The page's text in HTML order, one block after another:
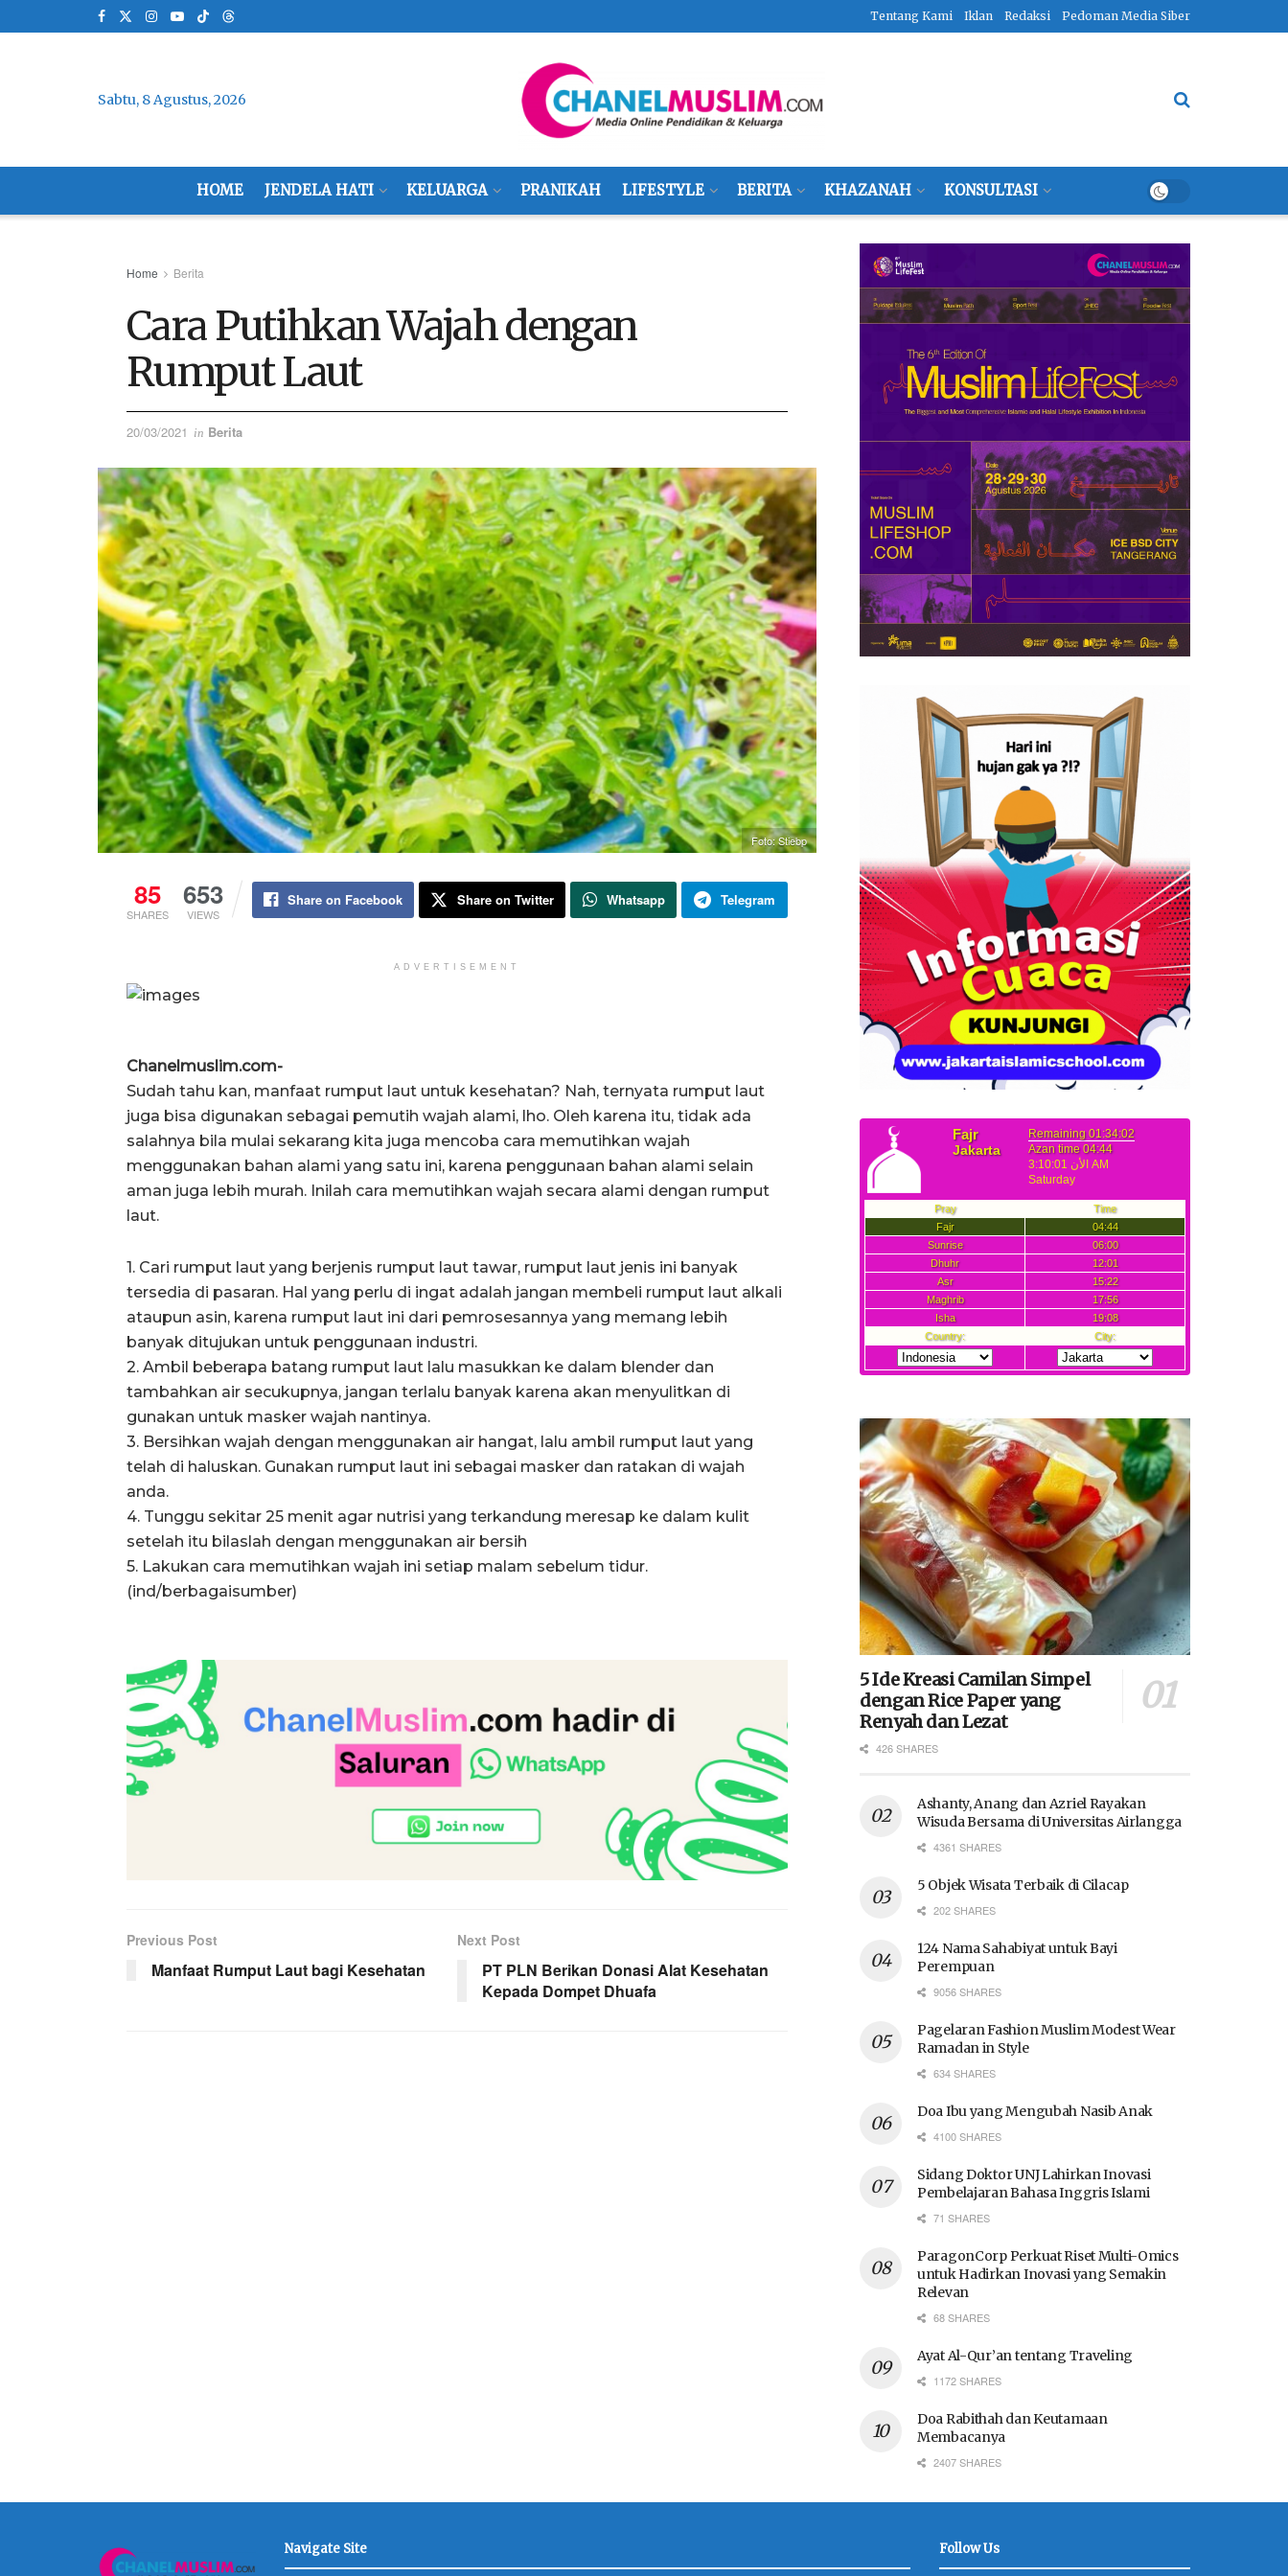
Tentang Kami Iklan Redaksi Pedoman Media Siber
Sabtu, 8 Agustus, 2026
HOME JENDELA HATI KELUARGA PRANIKAH LIFESTYLE BERITA KHAZANAH KONSULTASI
Home Berita
Cara Putihkan Wajah dengan
Rumput Laut
20/03/2021 in Berita
Foto: Stiebp
85
SHARES
653
VIEWS
Share on Facebook Share on Twitter Whatsapp Telegram
ADVERTISEMENT
Chanelmuslim.com-
Sudah tahu kan, manfaat rumput laut untuk kesehatan? Nah, ternyata rumput laut
juga bisa digunakan sebagai pemutih wajah alami, lho. Oleh karena itu, tidak ada
salahnya bila mulai sekarang kita juga mencoba cara memutihkan wajah
menggunakan bahan alami yang satu ini, karena penggunaan bahan alami selain
aman juga lebih murah. Inilah cara memutihkan wajah secara alami dengan rumput
laut.
1. Cari rumput laut yang berjenis rumput laut tawar, rumput laut jenis ini banyak
tersedia di pasaran. Hal yang perlu di ingat adalah jangan membeli rumput laut alkali
ataupun asin, karena rumput laut ini dari pemrosesannya yang memang lebih
banyak ditujukan untuk penggunaan industri.
2. Ambil beberapa batang rumput laut lalu masukkan ke dalam blender dan
tambahkan air secukupnya, jangan terlalu banyak karena akan menyulitkan di
gunakan untuk masker wajah nantinya.
3. Bersihkan wajah dengan menggunakan air hangat, lalu ambil rumput laut yang
telah di haluskan. Gunakan rumput laut ini sebagai masker dan ratakan di wajah
anda.
4. Tunggu sekitar 25 menit agar nutrisi yang terkandung meresap ke dalam kulit
setelah itu bilaslah dengan menggunakan air bersih
5. Lakukan cara memutihkan wajah ini setiap malam sebelum tidur.
(ind/berbagaisumber)
Previous Post
Manfaat Rumput Laut bagi Kesehatan
Next Post
PT PLN Berikan Donasi Alat Kesehatan
Kepada Dompet Dhuafa
5 Ide Kreasi Camilan Simpel
dengan Rice Paper yang
Renyah dan Lezat
426 SHARES
Ashanty, Anang dan Azriel Rayakan
Wisuda Bersama di Universitas Airlangga
4361 SHARES
5 Objek Wisata Terbaik di Cilacap
202 SHARES
124 Nama Sahabiyat untuk Bayi
Perempuan
9056 SHARES
Pagelaran Fashion Muslim Modest Wear
Ramadan in Style
634 SHARES
Doa Ibu yang Mengubah Nasib Anak
4100 SHARES
Sidang Doktor UNJ Lahirkan Inovasi
Pembelajaran Bahasa Inggris Islami
71 SHARES
ParagonCorp Perkuat Riset Multi-Omics
untuk Hadirkan Inovasi yang Semakin
Relevan
68 SHARES
Ayat Al-Qur’an tentang Traveling
1172 SHARES
Doa Rabithah dan Keutamaan
Membacanya
2407 SHARES
Navigate Site Follow Us